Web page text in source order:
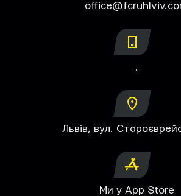
.
Львів, вул.
Ми у App Store